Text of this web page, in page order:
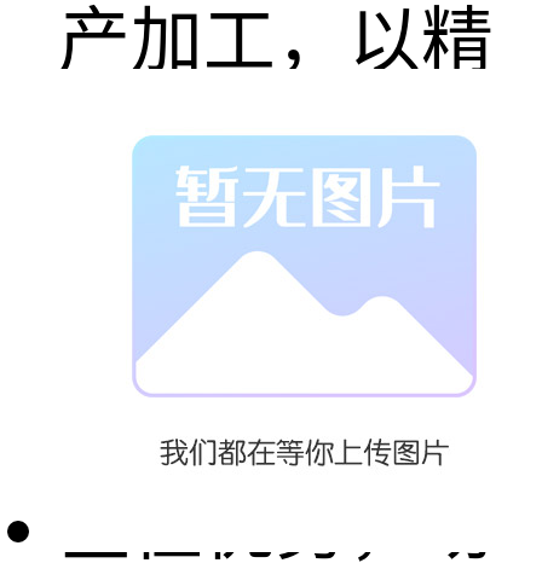
产加工，以精
湛工艺和可靠
品质赢得了市
场广泛认可。
区位优势，助